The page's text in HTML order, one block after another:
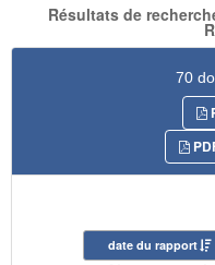
Résultats de
70
date du rapport